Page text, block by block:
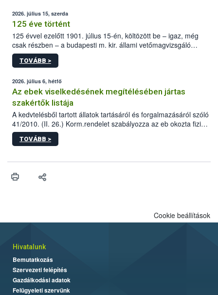
2026. július 15, szerda
125 éve történt
125 évvel ezelőtt 1901. július 15-én, költözött be – igaz, még
csak részben – a budapesti m. kir. állami vetőmagvizsgáló
állomás a Kis Rókus utca 15. szám alatti, Czigler Győző által
tervezett új épületébe.
TOVÁBB >
2026. július 6, hétfő
Az ebek viselkedésének megítélésében jártas
szakértők listája
A kedvtelésből tartott állatok tartásáról és forgalmazásáról szóló
41/2010. (II. 26.) Korm.rendelet szabályozza az eb okozta fizikai
sérülés, illetve ennek veszélye keletkezésekor felmerülő
hatósági feladatokat, valamint a veszélyes eb tartását és annak
vonni az ebek viselkedésének megítélésében jártas szakértőt.
TOVÁBB >
Cookie beállítások
Hivatalunk
Bemutatkozás
Szervezeti felépítés
Gazdálkodási adatok
Felügyeleti szervünk